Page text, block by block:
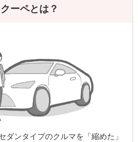
クーペとは？
ダンタイプのクルマを「縮めた」